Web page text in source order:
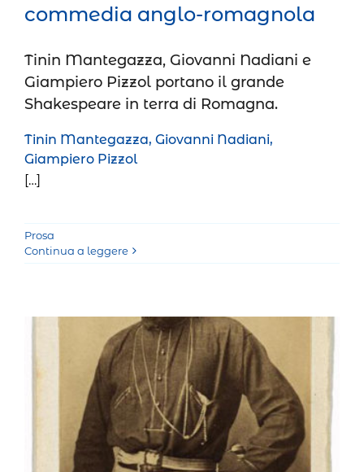
commedia anglo-romagnola
Tinin Mantegazza, Giovanni Nadiani e
Giampiero Pizzol portano il grande
Shakespeare in terra di Romagna.
Tinin Mantegazza, Giovanni Nadiani,
Giampiero Pizzol
[…]
Prosa
Continua a leggere
Caffè Garibaldi
Prosa